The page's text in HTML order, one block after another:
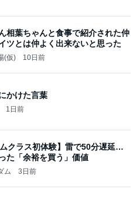
相葉ちゃんと食事で紹介された仲
ツとは仲よく出来ないと思った
(仮) 10日前
かけた言葉
1日前
ムクラス初体験】雷で50分遅延…
た「余裕を買う」価値
ム 3日前